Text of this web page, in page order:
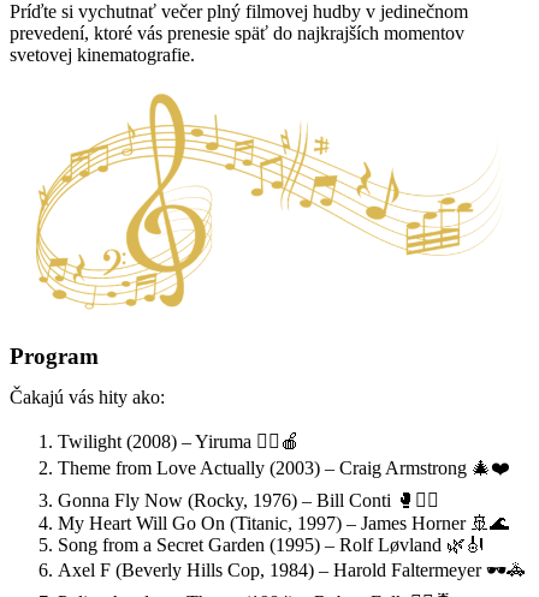
Príďte si vychutnať večer plný filmovej hudby v jedinečnom
prevedení, ktoré vás prenesie späť do najkrajších momentov
svetovej kinematografie.
Program
Čakajú vás hity ako:
Twilight (2008) – Yiruma 🧛‍♂️🍎
Theme from Love Actually (2003) – Craig Armstrong 🎄❤️
Gonna Fly Now (Rocky, 1976) – Bill Conti 🥊🏃‍♂️
My Heart Will Go On (Titanic, 1997) – James Horner 🚢🌊
Song from a Secret Garden (1995) – Rolf Løvland 🌿🎻
Axel F (Beverly Hills Cop, 1984) – Harold Faltermeyer 🕶️🚓